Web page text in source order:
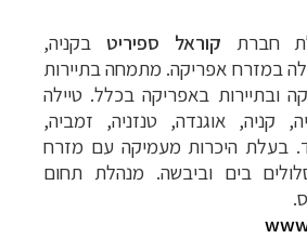
חברת קוראל ספיריט בקניה,
במזרח אפריקה. מתמחה בתיירות
ובתיירות באפריקה בכלל. טיילה
קניה, אוגנדה, טנזניה, זמביה,
בעלת היכרות מעמיקה עם מזרח
בים וביבשה. מנהלת תחום